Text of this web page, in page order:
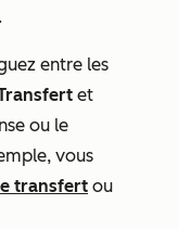
.
entre les
et
ou le
vous
transfert ou